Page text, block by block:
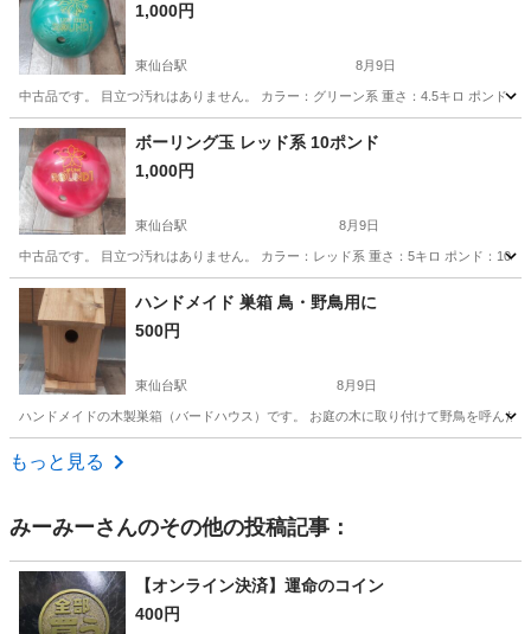
1,000円
東仙台駅 8月9日
中古品です。 目立つ汚れはありません。 カラー：グリーン系 重さ：4.5キロ ポンド：
宮城 仙台市 東仙台駅 その他 グリーン
ボーリング玉 レッド系 10ポンド
1,000円
東仙台駅 8月9日
中古品です。 目立つ汚れはありません。 カラー：レッド系 重さ：5キロ ポンド：10ポ
宮城 仙台市 東仙台駅 その他
ハンドメイド 巣箱 鳥・野鳥用に
500円
東仙台駅 8月9日
ハンドメイドの木製巣箱（バードハウス）です。 お庭の木に取り付けて野鳥を呼ん
宮城 仙台市
もっと見る
みーみーさんのその他の投稿記事：
【オンライン決済】運命のコイン
400円